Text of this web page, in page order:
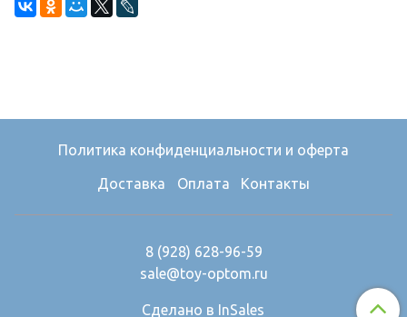
Политика конфиденциальности и оферта
Доставка Оплата Контакты
8 (928) 628-96-59
sale@toy-optom.ru
Сделано в InSales